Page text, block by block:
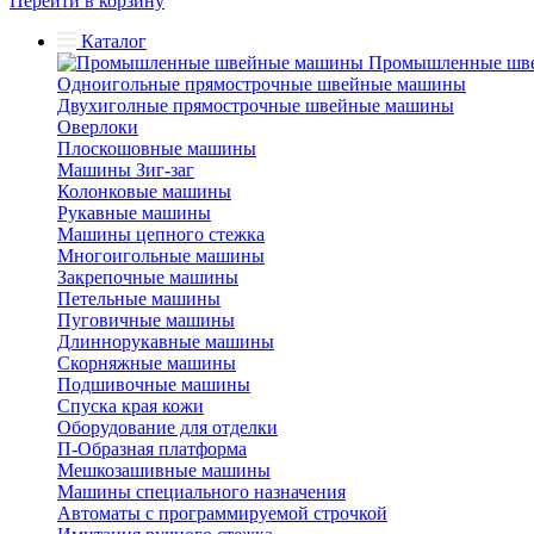
Каталог
Промышленные
Одноигольные прямострочные швейные машины
Двухиголные прямострочные швейные машины
Оверлоки
Плоскошовные машины
Машины Зиг-заг
Колонковые машины
Рукавные машины
Машины цепного стежка
Многоигольные машины
Закрепочные машины
Петельные машины
Пуговичные машины
Длиннорукавные машины
Скорняжные машины
Подшивочные машины
Спуска края кожи
Оборудование для отделки
П-Образная платформа
Мешкозашивные машины
Машины специального назначения
Автоматы с программируемой строчкой